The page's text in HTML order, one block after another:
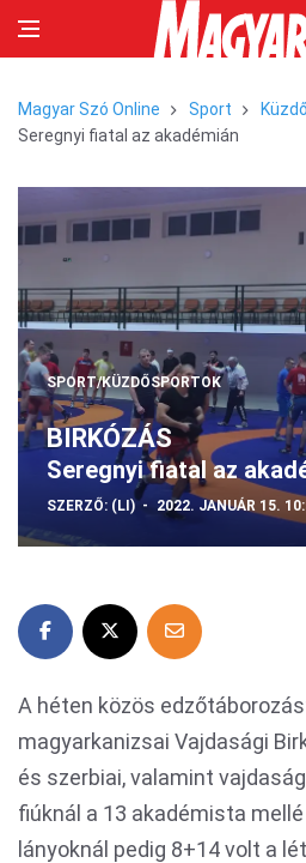
Magyar Szó Online Sport
Seregnyi fiatal az akadémián
SPORT/KÜZDŐSPORTOK
BIRKÓZÁS
Seregnyi fiatal az
SZERZŐ: (LI) 2022. JANUÁR 15.
A héten közös
magyarkanizsai Vajdasági
és szerbiai, valamint
fiúknál a 13 akadémista
lányoknál pedig 8+14 volt a